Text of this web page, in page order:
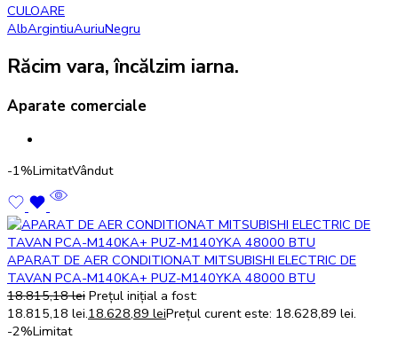
CULOARE
AlbArgintiuAuriuNegru
Răcim vara, încălzim iarna.
Aparate comerciale
-1%LimitatVândut
APARAT DE AER CONDITIONAT MITSUBISHI ELECTRIC DE
TAVAN PCA-M140KA+ PUZ-M140YKA 48000 BTU
18.815,18lei Prețul inițial a fost:
18.815,18 lei.18.628,89 leiPrețul curent este: 18.628,89 lei.
-2%Limitat